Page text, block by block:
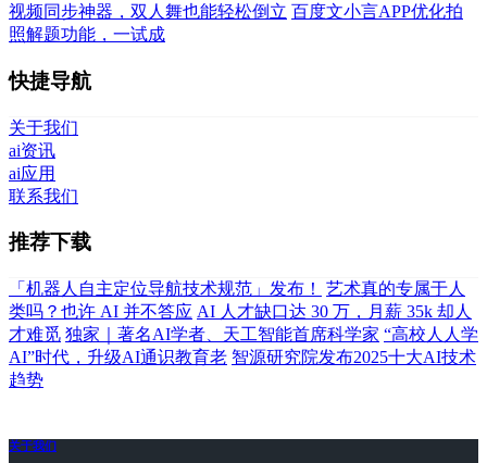
视频同步神器，双人舞也能轻松倒立 百度文小言APP优化拍
照解题功能，一试成
快捷导航
关于我们
ai资讯
ai应用
联系我们
推荐下载
「机器人自主定位导航技术规范」发布！
艺术真的专属于人
类吗？也许 AI 并不答应 AI 人才缺口达 30 万，月薪 35k 却人
才难觅 独家｜著名AI学者、天工智能首席科学家 “高校人人学
AI”时代，升级AI通识教育老 智源研究院发布2025十大AI技术
趋势
关于我们